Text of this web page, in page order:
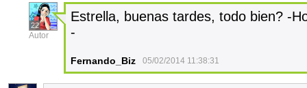
22
Autor
Estrella, buenas tardes, todo bien? -
-
Fernando_Biz 05/02/2014 11:38:31